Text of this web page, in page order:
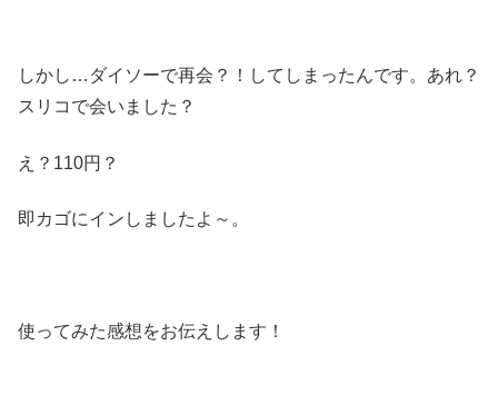
しかし…ダイソーで再会？！してしまったんです。あれ？
スリコで会いました？
え？110円？
即カゴにインしましたよ～。
使ってみた感想をお伝えします！